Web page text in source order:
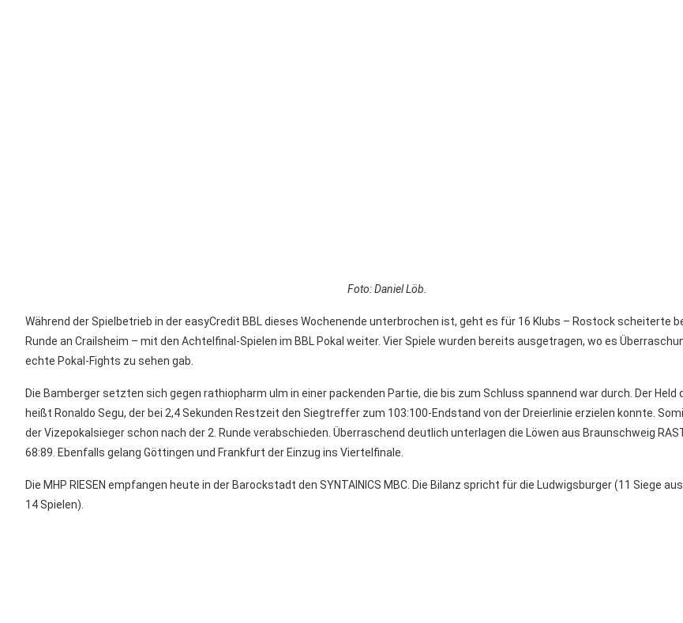
Foto: Daniel Löb.
Während der Spielbetrieb in der easyCredit BBL dieses Wochenende unterbrochen ist, geht es für 16 Klubs – Rostock scheiterte
Runde an Crailsheim – mit den Achtelfinal-Spielen im BBL Pokal weiter. Vier Spiele wurden bereits ausgetragen, wo es
echte Pokal-Fights zu sehen gab.
Die Bamberger setzten sich gegen rathiopharm u lm in einer packenden Partie, die bis zum Schluss spannend wardurch. Der Held
heißt Ronaldo Segu, der bei 2,4 Sekunden Restzeit den Siegtreffer zum 103:100-Endstand von der Dreierlinie erzielen konnte.
der Vizepokalsieger schon nach der 2. Runde verabschieden. Überraschend deutlich unterlagen die Löwen aus Braunschweig
68:89. Ebenfalls gelang Göttingen und Frankfurt der Einzug ins Viertelfinale.
Die MHP RIESEN empfangen heute in der Barockstadt den SYNTAINICS MBC. Die Bilanz spricht für die Ludwigsburger (11 Siege
14 Spielen).